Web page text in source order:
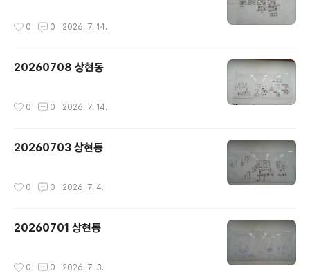
0 0 2026. 7. 14.
20260708 상현동
0 0 2026. 7. 14.
20260703 상현동
0 0 2026. 7. 4.
20260701 상현동
0 0 2026. 7. 3.